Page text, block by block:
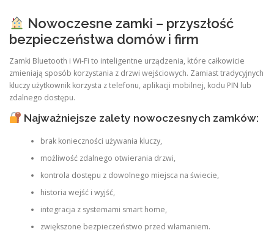
Nowoczesne zamki – przyszłość
bezpieczeństwa domów i firm
Zamki Bluetooth i Wi-Fi to inteligentne urządzenia, które całkowicie
zmieniają sposób korzystania z drzwi wejściowych. Zamiast tradycyjnych
kluczy użytkownik korzysta z telefonu, aplikacji mobilnej, kodu PIN lub
zdalnego dostępu.
Najważniejsze zalety nowoczesnych zamków:
brak konieczności używania kluczy,
możliwość zdalnego otwierania drzwi,
kontrola dostępu z dowolnego miejsca na świecie,
historia wejść i wyjść,
integracja z systemami smart home,
zwiększone bezpieczeństwo przed włamaniem.